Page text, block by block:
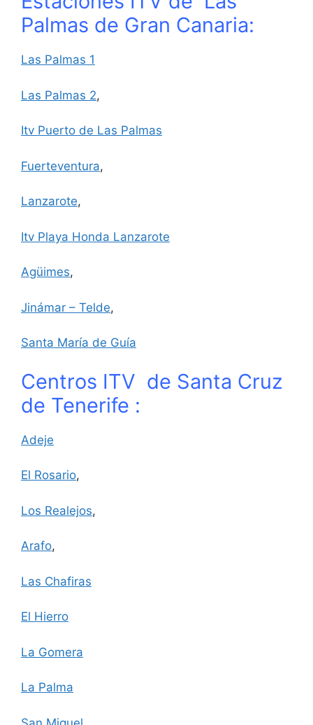
Palmas de Gran Canaria:
Las Palmas 1
Las Palmas 2,
Itv Puerto de Las Palmas
Fuerteventura,
Lanzarote,
Itv Playa Honda Lanzarote
Agüimes,
Jinámar – Telde,
Santa María de Guía
Centros ITV de Santa Cruz
de Tenerife :
Adeje
El Rosario,
Los Realejos,
Arafo,
Las Chafiras
El Hierro
La Gomera
La Palma